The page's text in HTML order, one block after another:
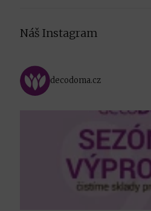
Náš Instagram
decodoma.cz